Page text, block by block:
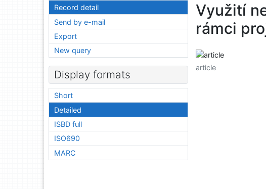
Využití
rámci
article
Record detail
Send by e-mail
Export
New query
Display formats
Short
Detailed
ISBD full
ISO690
MARC